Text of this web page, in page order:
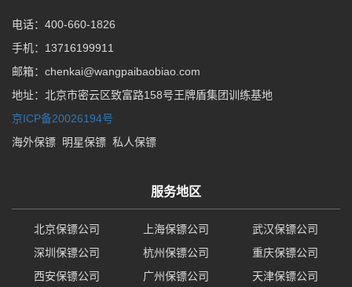
电话：400-660-1826
手机：13716199911
邮箱：chenkai@wangpaibaobiao.com
地址：北京市密云区致富路158号王牌盾集团训练基地
京ICP备20026194号
海外保镖
明星保镖 私人保镖
服务地区
北京保镖公司 上海保镖公司
武汉保镖公司
深圳保镖公司
杭州保镖公司
重庆保镖公司
西安保镖公司
广州保镖公司 天津保镖公司